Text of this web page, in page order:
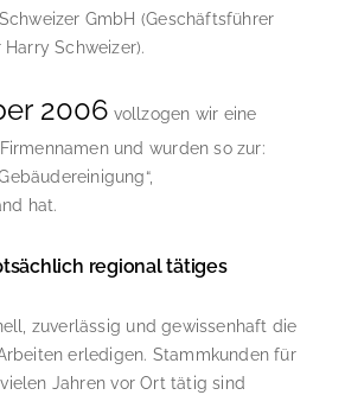
GmbH (Geschäftsführer
Schweizer).
2006 vollzogen wir eine
und wurden so zur:
hat.
regional tätiges
zuverlässig und gewissenhaft die
erledigen. Stammkunden für
Jahren vor Ort tätig sind